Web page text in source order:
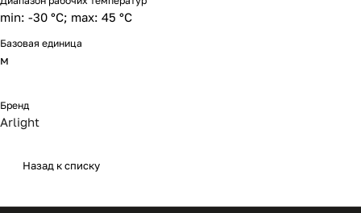
min: -30 °C; max: 45 °C
Базовая единица
м
Бренд
Arlight
Назад к списку